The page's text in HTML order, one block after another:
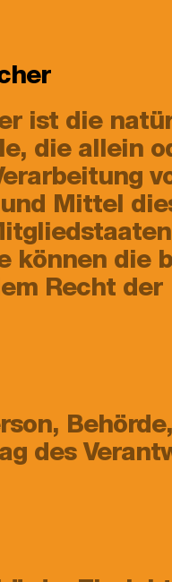
ist die
die allein
Mittel
können die
Recht der
des